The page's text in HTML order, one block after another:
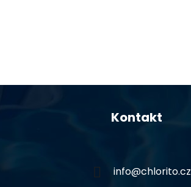
Z
Kontakt
info@chlorito.cz